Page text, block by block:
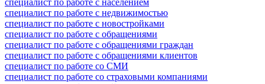
специалист по работе с недвижимостью
специалист по работе с новостройками
специалист по работе с обращениями
специалист по работе с обращениями граждан
специалист по работе с обращениями клиентов
специалист по работе со СМИ
специалист по работе со страховыми компаниями